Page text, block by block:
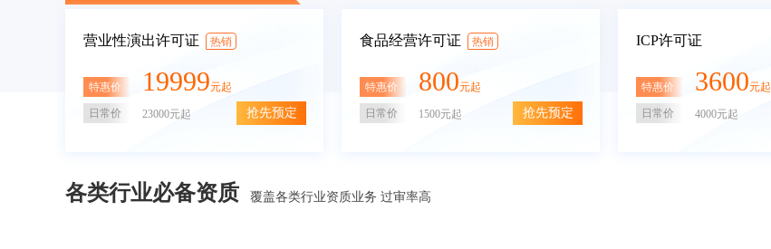
营业性演出许可证 热销
特惠价 19999元起
日常价 23000元起 抢先预定
食品经营许可证 热销
特惠价 800元起
日常价 1500元起 抢先预定
ICP许可证
特惠价 3600元起
日常价 4000元起
各类行业必备资质 覆盖各类行业资质业务 过审率高